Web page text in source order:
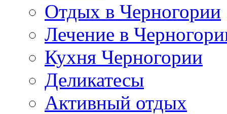
Отдых в Черногории
Лечение в
Кухня Черногории
Деликатесы
Активный отдых